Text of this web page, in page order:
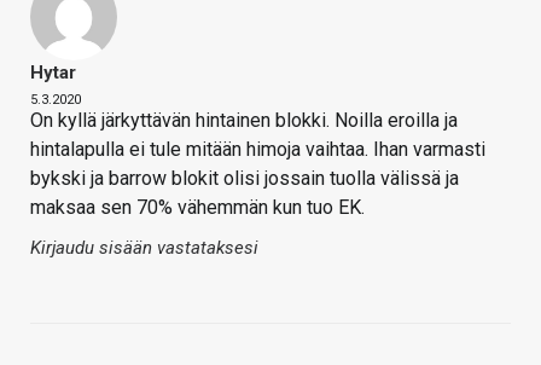
Hytar
5.3.2020
On kyllä järkyttävän hintainen blokki. Noilla eroilla ja
hintalapulla ei tule mitään himoja vaihtaa. Ihan varmasti
bykski ja barrow blokit olisi jossain tuolla välissä ja
maksaa sen 70% vähemmän kun tuo EK.
Kirjaudu sisään vastataksesi